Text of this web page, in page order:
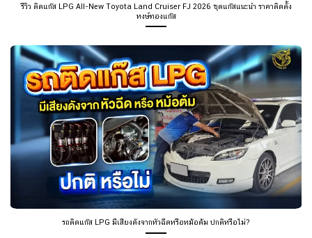
รีวิว ติดแก๊ส LPG All-New Toyota Land Cruiser FJ 2026 ชุดแก๊สแนะนำ ราคาติดตั้ง
หงษ์ทองแก๊ส
รถติดแก๊ส LPG มีเสียงดังจากหัวฉีดหรือหม้อต้ม ปกติหรือไม่?